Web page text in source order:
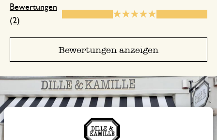
Bewertungen
(2)
Bewertungen anzeigen